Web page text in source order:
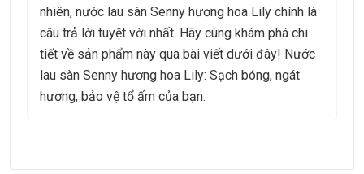
nhiên, nước lau sàn Senny hương hoa Lily chính là
câu trả lời tuyệt vời nhất. Hãy cùng khám phá chi
tiết về sản phẩm này qua bài viết dưới đây! Nước
lau sàn Senny hương hoa Lily: Sạch bóng, ngát
hương, bảo vệ tổ ấm của bạn.